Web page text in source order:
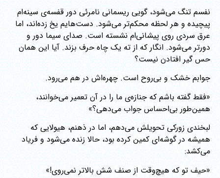
نفسم تنگ می‌شود، گویی ریسمانی نامرئی دور قفسه‌ی سینه‌ام
پیچیده و هر لحظه محکم‌تر می‌شود. دست‌هایم یخ زده‌اند، اما
عرق سردی روی پیشانی‌ام نشسته است. صدای سیما دور و
دورتر می‌شود. انگار که از ته یک چاه حرف بزند. آیا این همان
حس گیر افتادن نیست؟
جوابم خشک و بی‌روح است. چهره‌اش در هم می‌رود.
«فقط گفته باشم که جنازه‌ی ما را در آن تعمیر می‌خوانند،
همین‌طور بی‌احساس جواب می‌دهی؟»
لبخندی زورکی تحویلش می‌دهم، اما در ذهنم، هیولایی که
همیشه در گوشه‌ای کمین کرده بود، حالا زنده می‌شود و فریاد
می‌کشد:
«حیف تو که هیچ‌وقت از صنف شش بالاتر نمی‌روی!»